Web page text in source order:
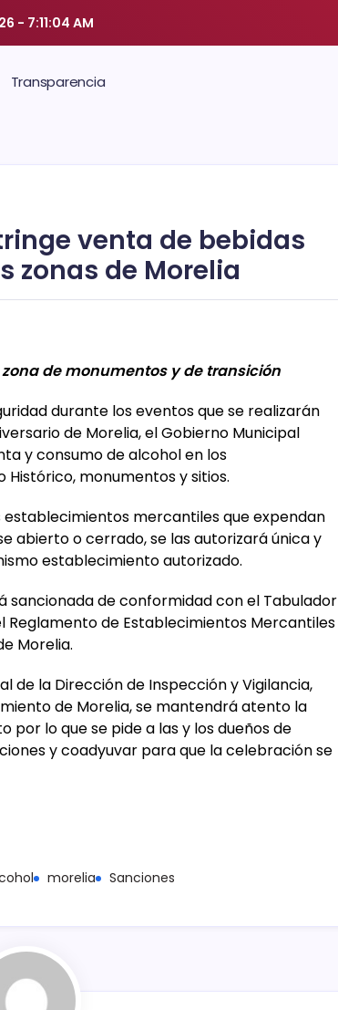
- 7:11:04 AM
Transparencia
venta de bebidas
zonas de Morelia
de monumentos y de transición
durante los eventos que se realizarán
de Morelia, el Gobierno Municipal
y consumo de alcohol en los
monumentos y sitios.
mercantiles que expendan
abierto o cerrado, se las autorizará única y
establecimiento autorizado.
sancionada de conformidad con el Tabulador
Reglamento de Establecimientos Mercantiles
Morelia.
de la Dirección de Inspección y Vigilancia,
de Morelia, se mantendrá atento la
lo que se pide a las y los dueños de
y coadyuvar para que la celebración se
morelia Sanciones